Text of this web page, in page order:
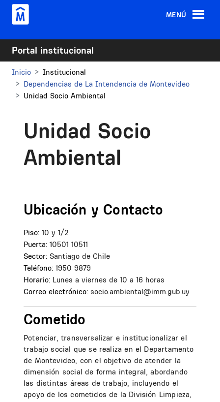
Pasar al contenido principal
MENÚ
Portal institucional
Inicio
Institucional
Dependencias de La Intendencia de Montevideo
Unidad Socio Ambiental
Unidad Socio
Ambiental
Ubicación y Contacto
Piso: 10 y 1/2
Puerta: 10501 10511
Sector: Santiago de Chile
Teléfono: 1950 9879
Horario: Lunes a viernes de 10 a 16 horas
Correo electrónico: socio.ambiental@imm.gub.uy
Cometido
Potenciar, transversalizar e institucionalizar el
trabajo social que se realiza en el Departamento
de Montevideo, con el objetivo de atender la
dimensión social de forma integral, abordando
las distintas áreas de trabajo, incluyendo el
apoyo de los cometidos de la División Limpieza,